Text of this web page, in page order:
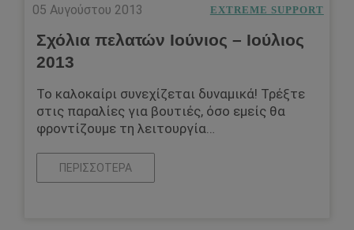
05 Αυγούστου 2013 EXTREME SUPPORT
Σχόλια πελατών Ιούνιος – Ιούλιος
2013
Το καλοκαίρι συνεχίζεται δυναμικά! Τρέξτε
στις παραλίες για βουτιές, όσο εμείς θα
φροντίζουμε τη λειτουργία…
ΠΕΡΙΣΣΌΤΕΡΑ